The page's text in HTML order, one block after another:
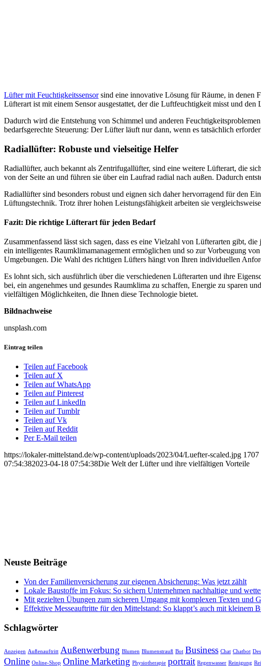
Lüfter mit Feuchtigkeitssensorsind eine innovative Lösung für Räume, in denen
Lüfterart ist mit einem Sensor ausgestattet, der die Luftfeuchtigkeit misst und
Dadurch wird die Entstehung von Schimmel und anderen
bedarfsgerechte Steuerung: Der Lüfter läuft nur dann, wenn es tatsächlich
Radiallüfter: Robuste und vielseitige Helfer
Radiallüfter, auch bekannt als Zentrifugallüfter, sind eine weitere Lüfterart, die
von der Seite an und führen sie über ein Laufrad radial nach außen. Dadurch
Radiallüfter sind besonders robust und eignen sich daher hervorragend für den
Lüftungstechnik. Trotz ihrer hohen Leistungsfähigkeit arbeiten sie
Fazit: Die richtige Lüfterart für jeden Bedarf
Zusammenfassend lässt sich sagen, dass es eine Vielzahl von Lüfterarten gibt,
ein intelligentes Raumklimamanagement ermöglichen und so zur Vorbeugung
Umgebungen. Die Wahl des richtigen Lüfters hängt von Ihren individuellen
Es lohnt sich, sich ausführlich über die verschiedenen Lüfterarten und ihre
bei, ein angenehmes und gesundes Raumklima zu schaffen, Energie zu sparen
vielfältigen Möglichkeiten, die Ihnen diese Technologie bietet.
Bildnachweise
unsplash.com
Eintrag teilen
Teilen auf Facebook
Teilen auf X
Teilen auf WhatsApp
Teilen auf Pinterest
Teilen auf LinkedIn
Teilen auf Tumblr
Teilen auf Vk
Teilen auf Reddit
Per E-Mail teilen
https://lokaler-mittelstand.de/wp-content/uploads/2023/04/Luefter-scaled.jpg 1707
07:54:382023-04-18 07:54:38Die Welt der Lüfter und ihre vielfältigen Vorteile
Neuste Beiträge
Von der Familienversicherung zur eigenen Absicherung: Was jetzt zählt
Lokale Baustoffe im Fokus: So sichern Unternehmen nachhaltige und
Mit gezielten Übungen zum sicheren Umgang mit komplexen Texten und
Effektive Messeauftritte für den Mittelstand: So klappt’s auch mit kleinem
Schlagwörter
Anzeigen Außenauftritt Außenwerbung Blumen Blumenstrauß Bot Business Chat Chatbot
Online Online-Shop Online Marketing Physiotherapie portrait Regenwasser Reinigung